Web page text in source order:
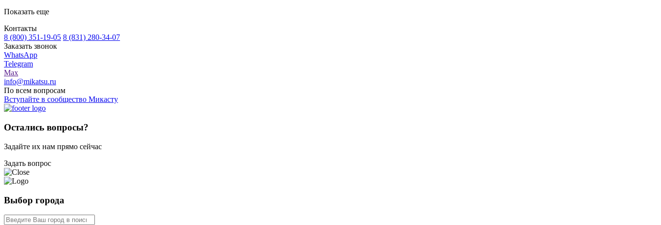
Показать еще
Контакты
8 (800) 351-19-05 8 (831) 280-34-07
Заказать звонок
WhatsApp
Telegram
Max
info@mikatsu.ru
По всем вопросам
Вступайте в сообщество Микасту
Остались вопросы?
Задайте их нам прямо сейчас
Задать вопрос
Выбор города